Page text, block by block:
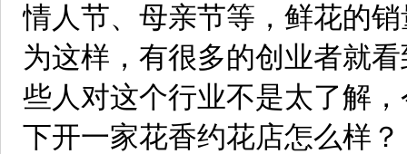
情人节、母亲节等，鲜花的
为这样，有很多的创业者就
些人对这个行业不是太了解
下开一家花香约花店怎么样？